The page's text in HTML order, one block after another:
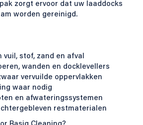
zorgt ervoor dat uw laaddocks
worden gereinigd.
vuil, stof, zand en afval
wanden en docklevellers
vervuilde oppervlakken
waar nodig
en afwateringssystemen
restmaterialen